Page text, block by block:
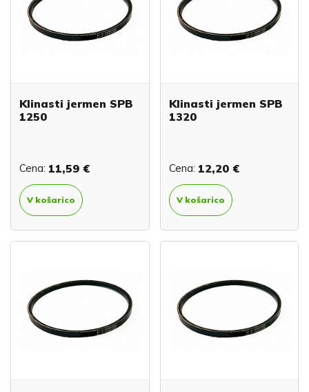
Klinasti jermen SPB
1250
Cena: 11,59 €
V košarico
Klinasti jermen SPB
1320
Cena: 12,20 €
V košarico